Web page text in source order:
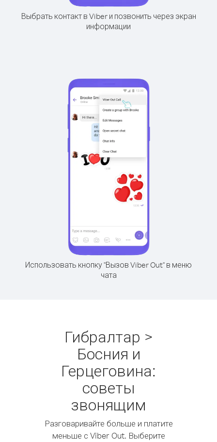
Выбрать контакт в Viber и позвонить через экран
информации
Использовать кнопку "Вызов Viber Out" в меню
чата
Гибралтар >
Босния и
Герцеговина:
советы
звонящим
Разговаривайте больше и платите
меньше с Viber Out. Выберите